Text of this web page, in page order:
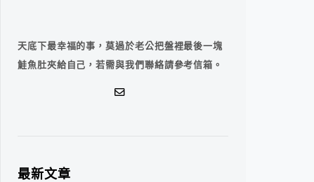
天底下最幸福的事，莫過於老公把盤裡最後一塊
鮭魚肚夾給自己，若需與我們聯絡請參考信箱。
最新文章